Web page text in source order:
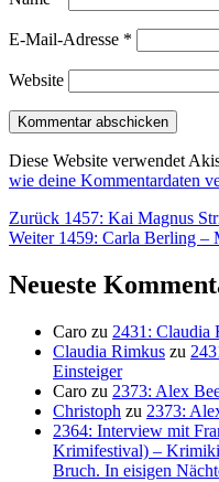
E-Mail-Adresse *
Website
Diese Website verwendet
wie deine Kommentardaten
Zurück Vorheriger
Beitrag:
1457: Kai Magnus
Weiter Nächster
1459: Carla Berling –
Neueste
Caro zu 2431: Claudia
Claudia Rimkus zu
Einsteiger
Caro zu 2373: Alex
Christoph zu 2373:
2364: Interview mit
Krimifestival) –
Bruch. In eisigen